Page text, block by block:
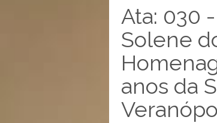
Ata: 030
Solene
anos da